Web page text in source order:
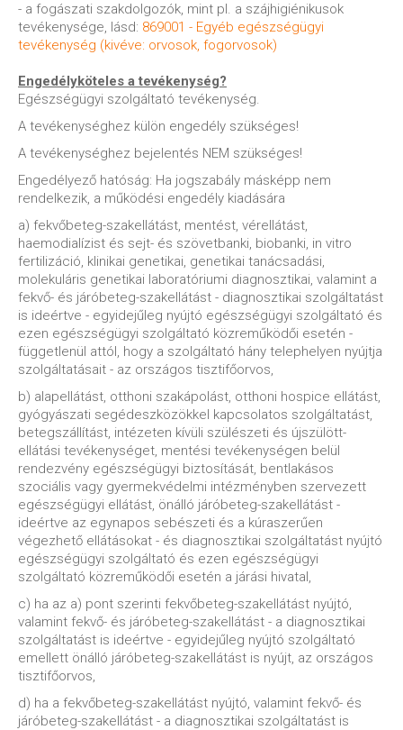
- a fogászati szakdolgozók, mint pl. a szájhigiénikusok
tevékenysége, lásd: 869001 - Egyéb egészségügyi
tevékenység (kivéve: orvosok, fogorvosok)
Engedélyköteles a tevékenység?
Egészségügyi szolgáltató tevékenység.
A tevékenységhez külön engedély szükséges!
A tevékenységhez bejelentés NEM szükséges!
Engedélyező hatóság: Ha jogszabály másképp nem
rendelkezik, a működési engedély kiadására
a) fekvőbeteg-szakellátást, mentést, vérellátást,
haemodialízist és sejt- és szövetbanki, biobanki, in vitro
fertilizáció, klinikai genetikai, genetikai tanácsadási,
molekuláris genetikai laboratóriumi diagnosztikai, valamint a
fekvő- és járóbeteg-szakellátást - diagnosztikai szolgáltatást
is ideértve - egyidejűleg nyújtó egészségügyi szolgáltató és
ezen egészségügyi szolgáltató közreműködői esetén -
függetlenül attól, hogy a szolgáltató hány telephelyen nyújtja
szolgáltatásait - az országos tisztifőorvos,
b) alapellátást, otthoni szakápolást, otthoni hospice ellátást,
gyógyászati segédeszközökkel kapcsolatos szolgáltatást,
betegszállítást, intézeten kívüli szülészeti és újszülött-
ellátási tevékenységet, mentési tevékenységen belül
rendezvény egészségügyi biztosítását, bentlakásos
szociális vagy gyermekvédelmi intézményben szervezett
egészségügyi ellátást, önálló járóbeteg-szakellátást -
ideértve az egynapos sebészeti és a kúraszerűen
végezhető ellátásokat - és diagnosztikai szolgáltatást nyújtó
egészségügyi szolgáltató és ezen egészségügyi
szolgáltató közreműködői esetén a járási hivatal,
c) ha az a) pont szerinti fekvőbeteg-szakellátást nyújtó,
valamint fekvő- és járóbeteg-szakellátást - a diagnosztikai
szolgáltatást is ideértve - egyidejűleg nyújtó szolgáltató
emellett önálló járóbeteg-szakellátást is nyújt, az országos
tisztifőorvos,
d) ha a fekvőbeteg-szakellátást nyújtó, valamint fekvő- és
járóbeteg-szakellátást - a diagnosztikai szolgáltatást is